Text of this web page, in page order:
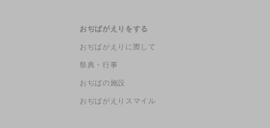
おぢばがえりをする
おぢばがえりに際して
祭典・行事
おぢばの施設
おぢばがえりスマイル